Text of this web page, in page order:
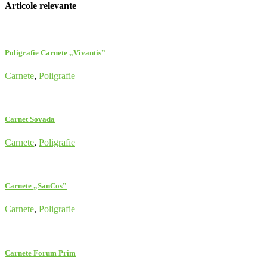
Articole relevante
Poligrafie Carnete „Vivantis”
Carnete, Poligrafie
Carnet Sovada
Carnete, Poligrafie
Carnete „SanCos”
Carnete, Poligrafie
Carnete Forum Prim